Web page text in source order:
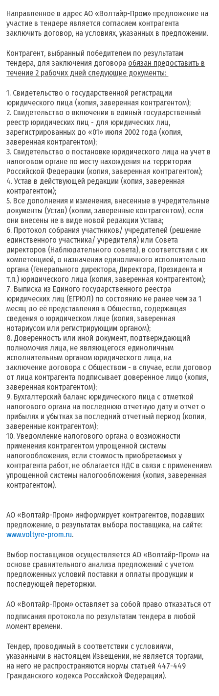
Направленное в адрес АО «Волтайр-Пром» предложение на
участие в тендере является согласием контрагента
заключить договор, на условиях, указанных в предложении.
Контрагент, выбранный победителем по результатам
тендера, для заключения договора обязан предоставить в
течение 2 рабочих дней следующие документы:
1. Свидетельство о государственной регистрации
юридического лица (копия, заверенная контрагентом);
2. Свидетельство о включении в единый государственный
реестр юридических лиц - для юридических лиц,
зарегистрированных до «01» июля 2002 года (копия,
заверенная контрагентом);
3. Свидетельство о постановке юридического лица на учет в
налоговом органе по месту нахождения на территории
Российской Федерации (копия, заверенная контрагентом);
4. Устав в действующей редакции (копия, заверенная
контрагентом);
5. Все дополнения и изменения, внесенные в учредительные
документы (Устав) (копии, заверенные контрагентом), если
они внесены не в виде новой редакции Устава;
6. Протокол собрания участников/ учредителей (решение
единственного участника/ учредителя) или Совета
директоров (Наблюдательного совета), в соответствии с их
компетенцией, о назначении единоличного исполнительно
органа (Генерального директора, Директора, Президента и
т.п.) юридического лица (копия, заверенная контрагентом);
7. Выписка из Единого государственного реестра
юридических лиц (ЕГРЮЛ) по состоянию не ранее чем за 1
месяц до её представления в Общество, содержащая
сведения о юридическом лице (копия, заверенная
нотариусом или регистрирующим органом);
8. Доверенность или иной документ, подтверждающий
полномочия лица, не являющегося единоличным
исполнительным органом юридического лица, на
заключение договора с Обществом - в случае, если договор
от лица контрагента подписывает доверенное лицо (копия,
заверенная контрагентом);
9. Бухгалтерский баланс юридического лица с отметкой
налогового органа на последнюю отчетную дату и отчет о
прибылях и убытках за последний отчетный период (копии,
заверенные контрагентом);
10. Уведомление налогового органа о возможности
применения контрагентом упрощенной системы
налогообложения, если стоимость приобретаемых у
контрагента работ, не облагается НДС в связи с применением
упрощенной системы налогообложения (копия, заверенная
контрагентом).
АО «Волтайр-Пром» информирует контрагентов, подавших
предложение, о результатах выбора поставщика, на сайте:
www.voltyre-prom.ru.
Выбор поставщиков осуществляется АО «Волтайр-Пром» на
основе сравнительного анализа предложений с учетом
предложенных условий поставки и оплаты продукции и
последующей переторжки.
АО «Волтайр-Пром» оставляет за собой право отказаться от
подписания протокола по результатам тендера в любой
момент времени.
Тендер, проводимый в соответствии с условиями,
указанными в настоящем Извещении, не является торгами,
на него не распространяются нормы статьей 447-449
Гражданского кодекса Российской Федерации).